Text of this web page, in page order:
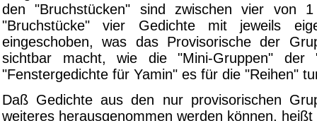
den "Bruchstücken" sind zwischen vier von
"Bruchstücke" vier Gedichte mit jeweils
eingeschoben, was das Provisorische der
sichtbar macht, wie die "Mini-Gruppen" der
"Fenstergedichte für Yamin" es für die "Reihen"
Daß Gedichte aus den nur provisorischen
weiteres herausgenommen werden können,